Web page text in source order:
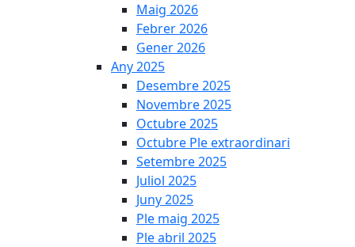
Maig 2026
Febrer 2026
Gener 2026
Any 2025
Desembre 2025
Novembre 2025
Octubre 2025
Octubre Ple extraordinari
Setembre 2025
Juliol 2025
Juny 2025
Ple maig 2025
Ple abril 2025